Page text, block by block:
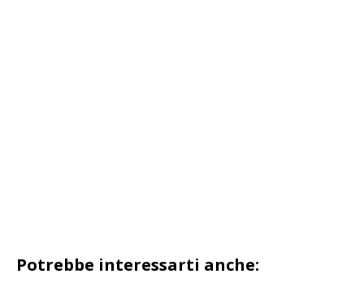
Potrebbe interessarti anche: